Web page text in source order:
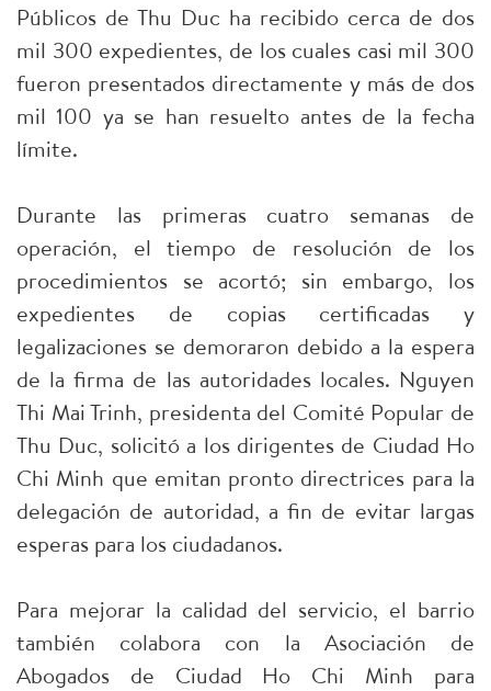
Públicos de Thu Duc ha recibido cerca de dos
mil 300 expedientes, de los cuales casi mil 300
fueron presentados directamente y más de dos
mil 100 ya se han resuelto antes de la fecha
límite.
Durante las primeras cuatro semanas de
operación, el tiempo de resolución de los
procedimientos se acortó; sin embargo, los
expedientes de copias certificadas y
legalizaciones se demoraron debido a la espera
de la firma de las autoridades locales. Nguyen
Thi Mai Trinh, presidenta del Comité Popular de
Thu Duc, solicitó a los dirigentes de Ciudad Ho
Chi Minh que emitan pronto directrices para la
delegación de autoridad, a fin de evitar largas
esperas para los ciudadanos.
Para mejorar la calidad del servicio, el barrio
también colabora con la Asociación de
Abogados de Ciudad Ho Chi Minh para